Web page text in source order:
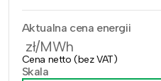
Aktualna cena energii
zł/MWh
Cena netto (bez VAT)
Skala